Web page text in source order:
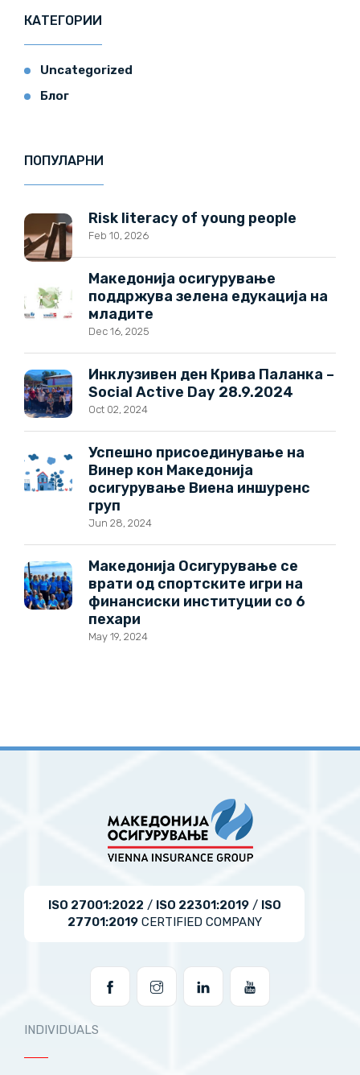
КАТЕГОРИИ
Uncategorized
Блог
ПОПУЛАРНИ
Risk literacy of young people
Feb 10, 2026
Македонија осигурување
поддржува зелена едукација на
младите
Dec 16, 2025
Инклузивен ден Крива Паланка –
Social Active Day 28.9.2024
Oct 02, 2024
Успешно присоединување на
Винер кон Македонија
осигурување Виена иншуренс
груп
Jun 28, 2024
Македонија Осигурување се
врати од спортските игри на
финансиски институции со 6
пехари
May 19, 2024
ISO 27001:2022 / ISO 22301:2019/ ISO
27701:2019CERTIFIED COMPANY
INDIVIDUALS